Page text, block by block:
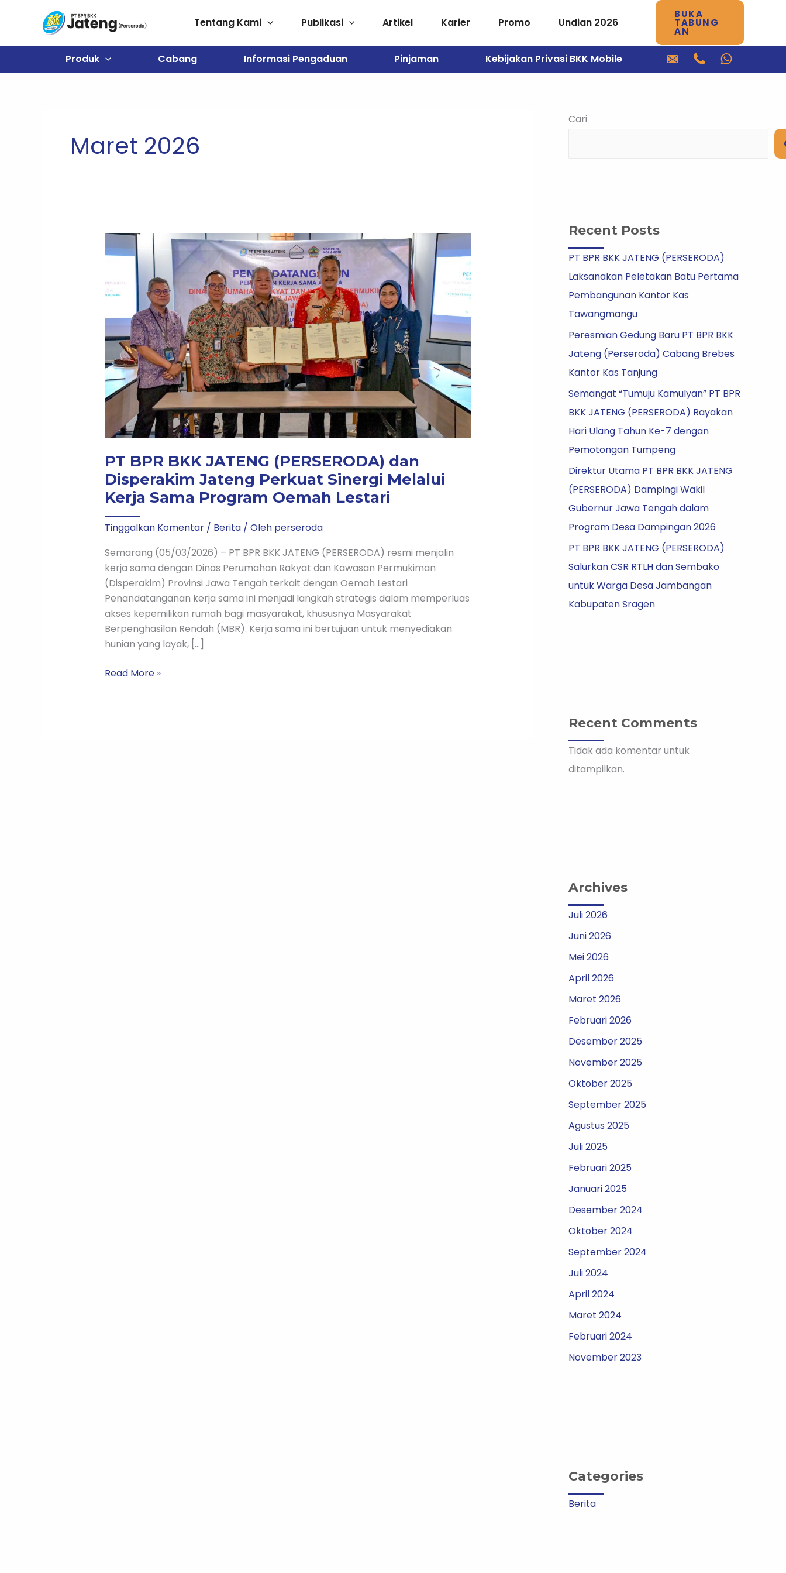
Tentang Kami Publikasi Artikel Karier Promo Undian 2026
BUKA
TABUNG
AN
Produk Cabang Informasi Pengaduan Pinjaman Kebijakan Privasi BKK Mobile
Maret 2026
PT BPR BKK JATENG (PERSERODA) dan
Disperakim Jateng Perkuat Sinergi Melalui
Kerja Sama Program Oemah Lestari
Tinggalkan Komentar / Berita/ Oleh perseroda
Semarang (05/03/2026) – PT BPR BKK JATENG (PERSERODA) resmi menjalin
kerja sama dengan Dinas Perumahan Rakyat dan Kawasan Permukiman
(Disperakim) Provinsi Jawa Tengah terkait dengan Oemah Lestari
Penandatanganan kerja sama ini menjadi langkah strategis dalam memperluas
akses kepemilikan rumah bagi masyarakat, khususnya Masyarakat
Berpenghasilan Rendah (MBR). Kerja sama ini bertujuan untuk menyediakan
hunian yang layak, […]
BPR
JATENG
(PERSERODA)
dan
Disperakim
Jateng
Perkuat
Sinergi
Melalui
Sama
Program
Oemah
Lestari
Read More »
Cari
Recent Posts
PT BPR BKK JATENG (PERSERODA)
Laksanakan Peletakan Batu Pertama
Pembangunan Kantor Kas
Tawangmangu
Peresmian Gedung Baru PT BPR BKK
Jateng (Perseroda) Cabang Brebes
Kantor Kas Tanjung
Semangat “Tumuju Kamulyan” PT BPR
BKK JATENG (PERSERODA) Rayakan
Hari Ulang Tahun Ke-7 dengan
Pemotongan Tumpeng
Direktur Utama PT BPR BKK JATENG
(PERSERODA) Dampingi Wakil
Gubernur Jawa Tengah dalam
Program Desa Dampingan 2026
PT BPR BKK JATENG (PERSERODA)
Salurkan CSR RTLH dan Sembako
untuk Warga Desa Jambangan
Kabupaten Sragen
Recent Comments
Tidak ada komentar untuk
ditampilkan.
Archives
Juli 2026
Juni 2026
Mei 2026
April 2026
Maret 2026
Februari 2026
Desember 2025
November 2025
Oktober 2025
September 2025
Agustus 2025
Juli 2025
Februari 2025
Januari 2025
Desember 2024
Oktober 2024
September 2024
Juli 2024
April 2024
Maret 2024
Februari 2024
November 2023
Categories
Berita